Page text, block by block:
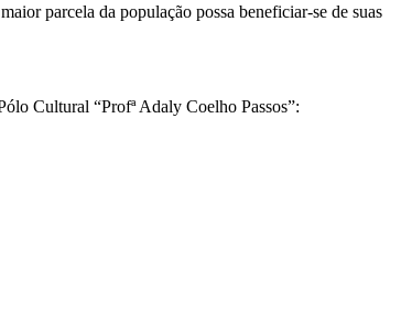
parcela da população possa beneficiar-se de suas
Cultural “Profª Adaly Coelho Passos”: